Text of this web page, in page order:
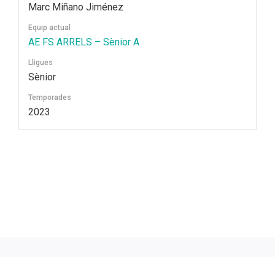
Marc Miñano Jiménez
Equip actual
AE FS ARRELS – Sènior A
Lligues
Sènior
Temporades
2023